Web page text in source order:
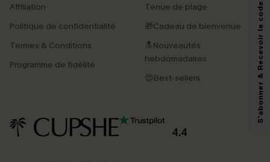
Affiliation
Politique de confidentialité
Termes & Conditions
Programme de fidélité
Tenue de plage
🎁Cadeau de bienvenue
🔝Nouveautés
hebdomadaires
😍Best-sellers
4.4
En soumettant votre adresse e-mail, vous acceptez de recevoir des e-mails
marketing (y compris du contenu généré par l'IA) de Cupshe et
reconnaissez avoir pris connaissance de nos
pouvons utiliser les données collectées sur notre site ainsi que des
produits susceptibles de vous intéresser, conformément à notre
Politique de
confidentialité
. Vous pouvez vous désabonner à tout moment.
S'abonner & Recevoir le code